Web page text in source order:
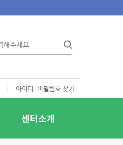
| 아이디·비밀번호 찾기
센터소개